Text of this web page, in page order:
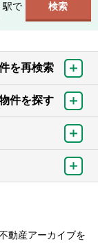
駅で
を再検索
件を探す
動産アーカイブを